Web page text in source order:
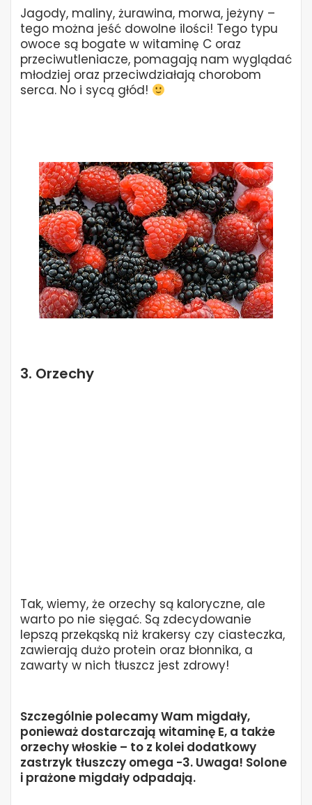
Jagody, maliny, żurawina, morwa, jeżyny –
tego można jeść dowolne ilości! Tego typu
owoce są bogate w witaminę C oraz
przeciwutleniacze, pomagają nam wyglądać
młodziej oraz przeciwdziałają chorobom
serca. No i sycą głód!
3. Orzechy
Tak, wiemy, że orzechy są kaloryczne, ale
warto po nie sięgać. Są zdecydowanie
lepszą przekąską niż krakersy czy ciasteczka,
zawierają dużo protein oraz błonnika, a
zawarty w nich tłuszcz jest zdrowy!
Szczególnie polecamy Wam migdały,
ponieważ dostarczają witaminę E, a także
orzechy włoskie – to z kolei dodatkowy
zastrzyk tłuszczy omega -3. Uwaga! Solone
i prażone migdały odpadają.